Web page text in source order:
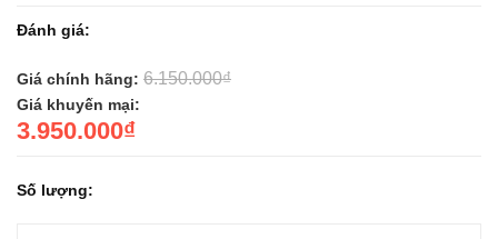
Đánh giá:
Giá chính hãng: 6.150.000₫
Giá khuyến mại:
3.950.000₫
Số lượng: